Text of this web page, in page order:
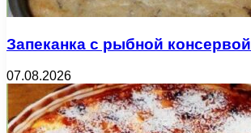
Запеканка с рыбной консервой
07.08.2026